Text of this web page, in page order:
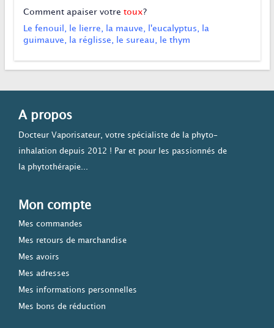
Comment apaiser votre toux?
Le fenouil, le lierre, la mauve, l'eucalyptus, la
guimauve, la réglisse, le sureau, le thym
A propos
Docteur Vaporisateur, votre spécialiste de la phyto-
inhalation depuis 2012 ! Par et pour les passionnés de
la phytothérapie...
Mon compte
Mes commandes
Mes retours de marchandise
Mes avoirs
Mes adresses
Mes informations personnelles
Mes bons de réduction